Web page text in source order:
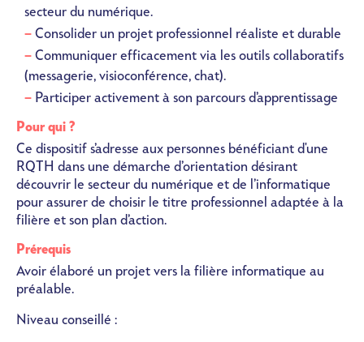
secteur du numérique.
Consolider un projet professionnel réaliste et durable
Communiquer efficacement via les outils collaboratifs
(messagerie, visioconférence, chat).
Participer activement à son parcours d’apprentissage
Pour qui ?
Ce dispositif s’adresse aux personnes bénéficiant d'une
RQTH dans une démarche d’orientation désirant
découvrir le secteur du numérique et de l’informatique
pour assurer de choisir le titre professionnel adaptée à la
filière et son plan d’action.
Prérequis
Avoir élaboré un projet vers la filière informatique au
préalable.
Niveau conseillé :